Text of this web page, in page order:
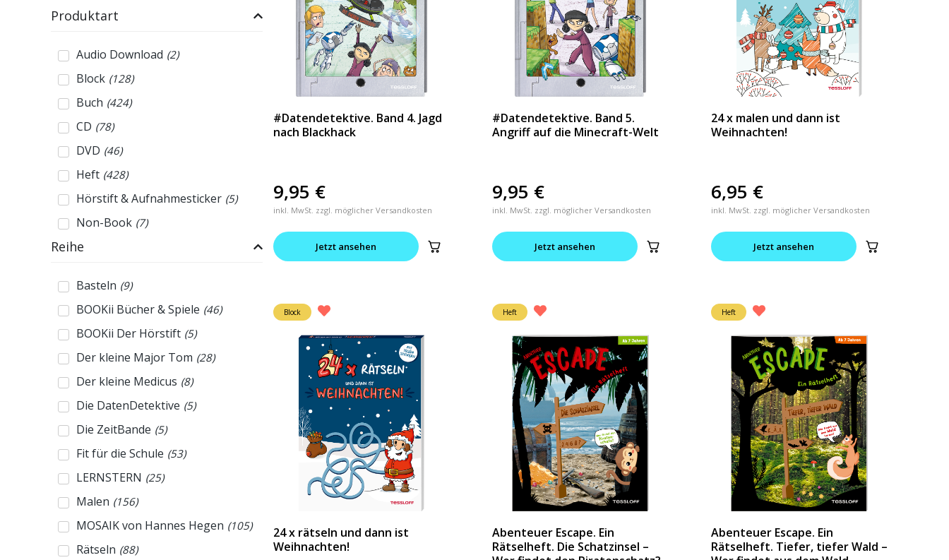
Produktart
Audio Download (2)
Block (128)
Buch (424)
CD (78)
DVD (46)
Heft (428)
Hörstift & Aufnahmesticker (5)
Non-Book (7)
Reihe
Basteln (9)
BOOKii Bücher & Spiele (46)
BOOKii Der Hörstift (5)
Der kleine Major Tom (28)
Der kleine Medicus (8)
Die DatenDetektive (5)
Die ZeitBande (5)
Fit für die Schule (53)
LERNSTERN (25)
Malen (156)
MOSAIK von Hannes Hegen (105)
Rätseln (88)
#Datendetektive. Band 4. Jagd
nach Blackhack
9,95 €
inkl. MwSt. zzgl. möglicher Versandkosten
Jetzt ansehen
#Datendetektive. Band 5.
Angriff auf die Minecraft-Welt
9,95 €
inkl. MwSt. zzgl. möglicher Versandkosten
Jetzt ansehen
24 x malen und dann ist
Weihnachten!
6,95 €
inkl. MwSt. zzgl. möglicher Versandkosten
Jetzt ansehen
Block
24 x rätseln und dann ist
Weihnachten!
Heft
Abenteuer Escape. Ein
Rätselheft. Die Schatzinsel –
Heft
Abenteuer Escape. Ein
Rätselheft. Tiefer, tiefer Wald –